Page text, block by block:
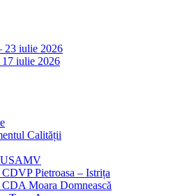
iulie 2026
iulie 2026
Calității
USAMV
CDVP Pietroasa – Istrița
CDA Moara Domnească